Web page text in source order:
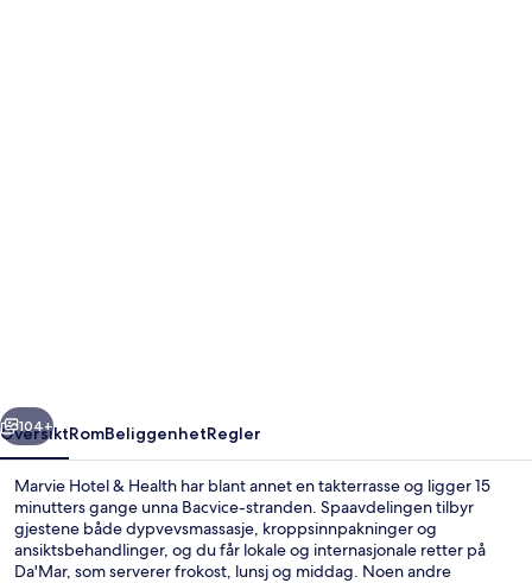
Neste
104+
OversiktRomBeliggenhetRegler
Marvie Hotel & Health har blant annet en takterrasse og ligger 15
minutters gange unna Bacvice-stranden. Spaavdelingen tilbyr
gjestene både dypvevsmassasje, kroppsinnpakninger og
ansiktsbehandlinger, og du får lokale og internasjonale retter på
Da'Mar, som serverer frokost, lunsj og middag. Noen andre